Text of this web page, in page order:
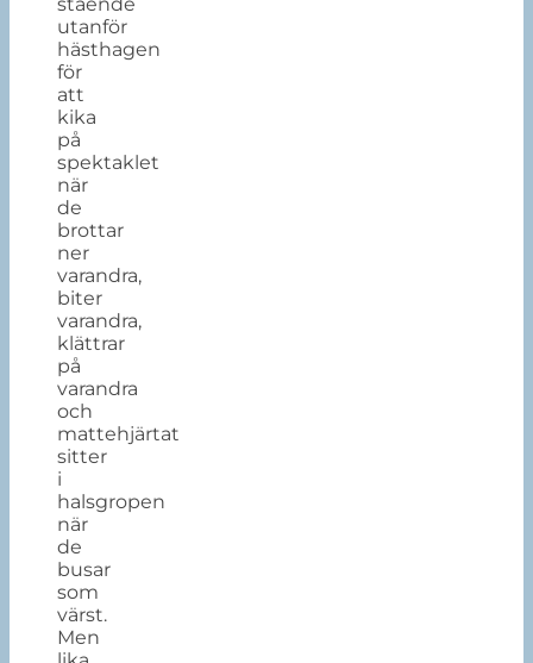
utanför
hästhagen
för
att
kika
på
spektaklet
när
de
brottar
ner
varandra,
biter
varandra,
klättrar
på
varandra
och
mattehjärtat
sitter
i
halsgropen
när
de
busar
som
värst.
Men